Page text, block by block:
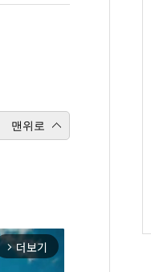
맨위로
arrow_forward_ios 더보기